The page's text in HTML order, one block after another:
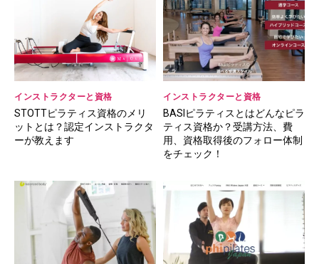
インストラクターと資格
STOTTピラティス資格のメリ
ットとは？認定インストラクタ
ーが教えます
インストラクターと資格
BASIピラティスとはどんなピラ
ティス資格か？受講方法、費
用、資格取得後のフォロー体制
をチェック！